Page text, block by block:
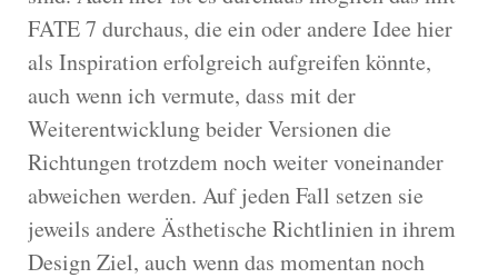
FATE 7 durchaus, die ein oder andere Idee hier
als Inspiration erfolgreich aufgreifen könnte,
auch wenn ich vermute, dass mit der
Weiterentwicklung beider Versionen die
Richtungen trotzdem noch weiter voneinander
abweichen werden. Auf jeden Fall setzen sie
jeweils andere Ästhetische Richtlinien in ihrem
Design Ziel, auch wenn das momentan noch